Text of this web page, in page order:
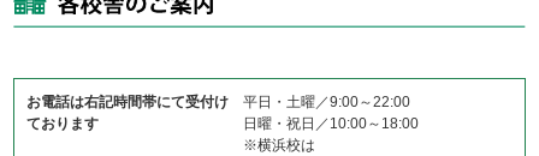
お電話は右記時間帯にて受付け
ております
平日・土曜／9:00～22:00
日曜・祝日／10:00～18:00
※横浜校は